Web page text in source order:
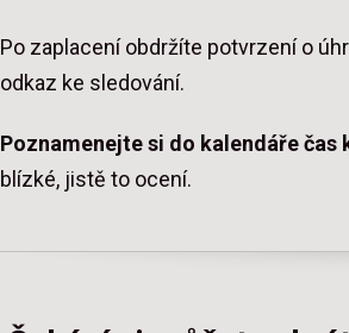
Po zaplacení obdržíte potvrzení o
odkaz ke sledování.
Poznamenejte si do kalendáře čas
blízké, jistě to ocení.